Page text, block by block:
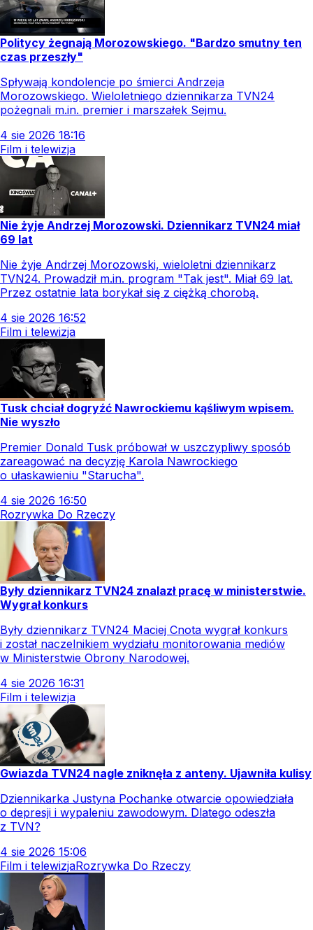
Politycy żegnają Morozowskiego. "Bardzo smutny ten
czas przeszły"
Spływają kondolencje po śmierci Andrzeja
Morozowskiego. Wieloletniego dziennikarza TVN24
pożegnali m.in. premier i marszałek Sejmu.
4 sie 2026 18:16
Film i telewizja
Nie żyje Andrzej Morozowski. Dziennikarz TVN24 miał
69 lat
Nie żyje Andrzej Morozowski, wieloletni dziennikarz
TVN24. Prowadził m.in. program "Tak jest". Miał 69 lat.
Przez ostatnie lata borykał się z ciężką chorobą.
4 sie 2026 16:52
Film i telewizja
Tusk chciał dogryźć Nawrockiemu kąśliwym wpisem.
Nie wyszło
Premier Donald Tusk próbował w uszczypliwy sposób
zareagować na decyzję Karola Nawrockiego
o ułaskawieniu "Starucha".
4 sie 2026 16:50
Rozrywka Do Rzeczy
Były dziennikarz TVN24 znalazł pracę w ministerstwie.
Wygrał konkurs
Były dziennikarz TVN24 Maciej Cnota wygrał konkurs
i został naczelnikiem wydziału monitorowania mediów
w Ministerstwie Obrony Narodowej.
4 sie 2026 16:31
Film i telewizja
Gwiazda TVN24 nagle zniknęła z anteny. Ujawniła kulisy
Dziennikarka Justyna Pochanke otwarcie opowiedziała
o depresji i wypaleniu zawodowym. Dlatego odeszła
z TVN?
4 sie 2026 15:06
Film i telewizjaRozrywka Do Rzeczy